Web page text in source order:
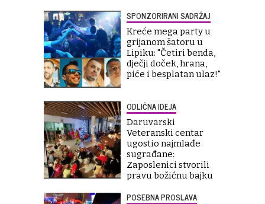
SPONZORIRANI SADRŽAJ
Kreće mega party u
grijanom šatoru u
Lipiku: "Četiri benda,
dječji doček, hrana,
piće i besplatan ulaz!"
ODLIČNA IDEJA
Daruvarski
Veteranski centar
ugostio najmlađe
sugrađane:
Zaposlenici stvorili
pravu božićnu bajku
POSEBNA PROSLAVA